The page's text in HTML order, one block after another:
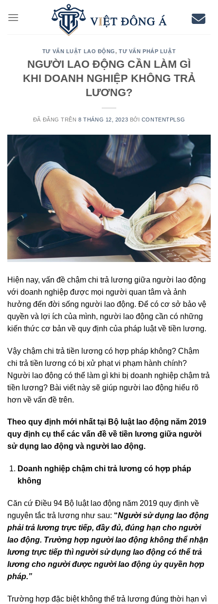
đến
TƯ VẤN LUẬT LAO ĐỘNG,TƯ VẤN PHÁP LUẬT
NGƯỜI LAO ĐỘNG CẦN LÀM GÌ
KHI DOANH NGHIỆP KHÔNG TRẢ
LƯƠNG?
ĐÃ ĐĂNG TRÊN8 THÁNG 12, 2023 BỞI CONTENTPLSG
Hiện nay, vấn đề chậm chi trả lương giữa người lao động
với doanh nghiệp được mọi người quan tâm và ảnh
hưởng đến đời sống người lao động. Để có cơ sở bảo vệ
quyền và lợi ích của mình, người lao động cần có những
kiến thức cơ bản về quy định của pháp luật về tiền lương.
Vậy chậm chi trả tiền lương có hợp pháp không? Chậm
chi trả tiền lương có bị xử phạt vi phạm hành chính?
Người lao động có thể làm gì khi bị doanh nghiệp chậm trả
tiền lương? Bài viết này sẽ giúp người lao động hiểu rõ
hơn về vấn đề trên.
Theo quy định mới nhất tại Bộ luật lao động năm 2019
quy định cụ thể các vấn đề về tiền lương giữa người
sử dụng lao động và người lao động.
Doanh nghiệp chậm chi trả lương có hợp pháp
không
Căn cứ Điều 94 Bộ luật lao động năm 2019 quy định về
nguyên tắc trả lương như sau: “Người sử dụng lao động
phải trả lương trực tiếp, đầy đủ, đúng hạn cho người
lao động. Trường hợp người lao động không thể nhận
lương trực tiếp thì người sử dụng lao động có thể trả
lương cho người được người lao động ủy quyền hợp
pháp.”
Trường hợp đặc biệt không thể trả lương đúng thời hạn vì